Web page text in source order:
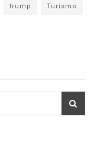
trump Turismo